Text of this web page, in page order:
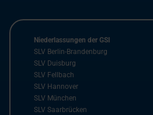
Niederlassungen der GSI
SLV Berlin-Brandenburg
SLV Duisburg
SLV Fellbach
SLV Hannover
SLV München
SLV Saarbrücken